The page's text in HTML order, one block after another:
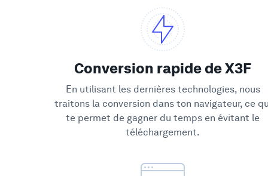
Conversion rapide de X3F
En utilisant les dernières technologies, nous
traitons la conversion dans ton navigateur, ce
te permet de gagner du temps en évitant le
téléchargement.